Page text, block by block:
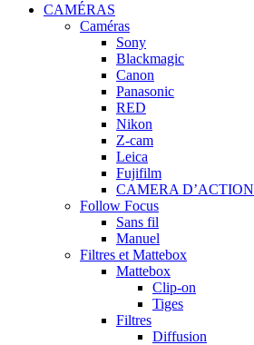
CAMÉRAS
Caméras
Sony
Blackmagic
Canon
Panasonic
RED
Nikon
Z-cam
Leica
Fujifilm
CAMERA D’ACTION
Follow Focus
Sans fil
Manuel
Filtres et Mattebox
Mattebox
Clip-on
Tiges
Filtres
Diffusion